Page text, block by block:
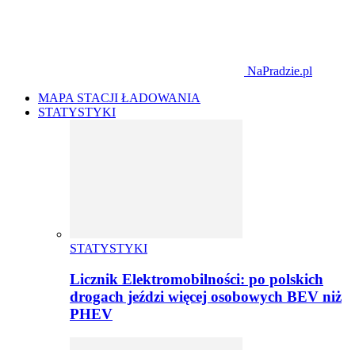
NaPradzie.pl
MAPA STACJI ŁADOWANIA
STATYSTYKI
STATYSTYKI
Licznik Elektromobilności: po polskich
drogach jeździ więcej osobowych BEV niż
PHEV